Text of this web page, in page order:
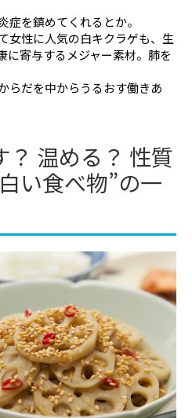
症を鎮めてくれるとか。
女性に人気の白キクラゲも、生
に寄与するメジャー素材。肺を
らだを中からうるおす働きあ
？ 温める？ 性質
い食べ物”の一